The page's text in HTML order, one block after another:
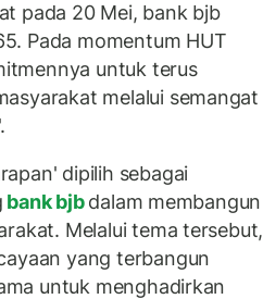
pada 20 Mei, bank bjb
Pada momentum HUT
untuk terus
melalui semangat
dipilih sebagai
bank bjbdalam membangun
Melalui tema tersebut,
yang terbangun
untuk menghadirkan